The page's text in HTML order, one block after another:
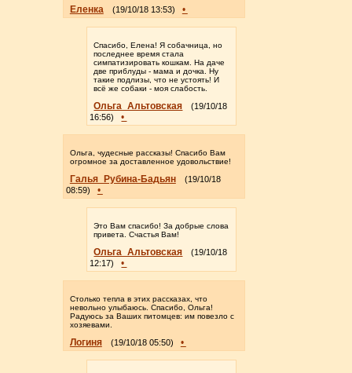
Еленка (19/10/18 13:53) •
Спасибо, Елена! Я собачница, но
последнее время стала
симпатизировать кошкам. На даче
две приблуды - мама и дочка. Ну
такие подлизы, что не устоять! И
всё же собаки - моя слабость.
Ольга_Альтовская
(19/10/18
16:56)
•
Ольга, чудесные рассказы! Спасибо Вам
огромное за доставленное удовольствие!
Галья_Рубина-Бадьян
(19/10/18
08:59)
•
Это Вам спасибо! За добрые слова
привета. Счастья Вам!
Ольга_Альтовская
(19/10/18
12:17)
•
Столько тепла в этих рассказах, что
невольно улыбаюсь. Спасибо, Ольга!
Радуюсь за Ваших питомцев: им повезло с
хозяевами.
Логиня (19/10/18 05:50) •